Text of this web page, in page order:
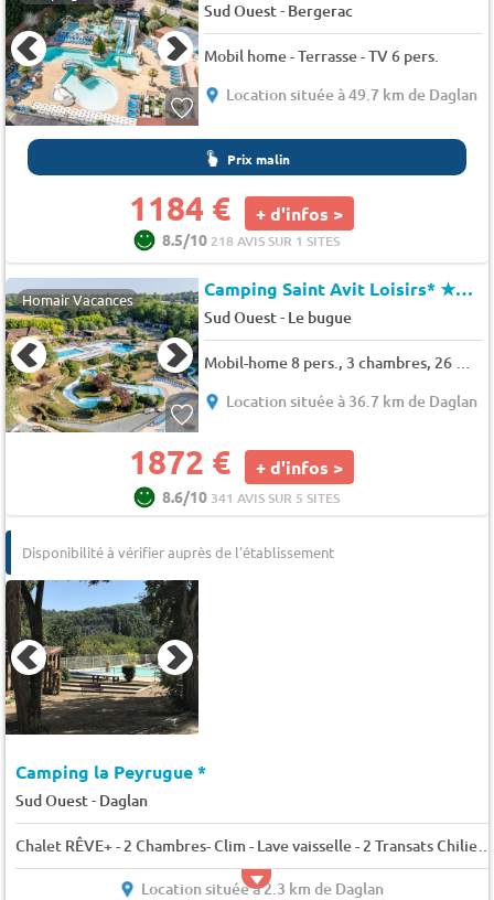
Sud Ouest- Bergerac
Mobil home - Terrasse - TV 6 pers.
Location située à 49.7 km de Daglan
Prix malin
1184 € + d'infos >
8.5/10 218 AVIS SUR 1 SITES
Homair Vacances Camping Saint Avit Loisirs*★★★★★
Sud Ouest- Le bugue
Mobil-home 8 pers., 3 chambres, 26 m² - 36 m²
Location située à 36.7 km de Daglan
1872 € + d'infos >
8.6/10 341 AVIS SUR 5 SITES
Disponibilité à vérifier auprès de l'établissement
Camping la Peyrugue *
Sud Ouest- Daglan
Chalet RÊVE+ - 2 Chambres- Clim - Lave vaisselle - 2 Transats Chilienne- Terrasse couverte 5 pers.
Location située à 2.3 km de Daglan